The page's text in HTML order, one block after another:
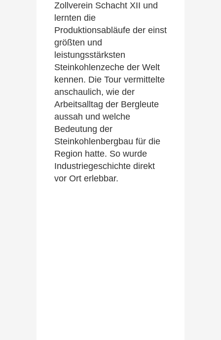
Zollverein Schacht XII und
lernten die
Produktionsabläufe der einst
größten und
leistungsstärksten
Steinkohlenzeche der Welt
kennen. Die Tour vermittelte
anschaulich, wie der
Arbeitsalltag der Bergleute
aussah und welche
Bedeutung der
Steinkohlenbergbau für die
Region hatte. So wurde
Industriegeschichte direkt
vor Ort erlebbar.